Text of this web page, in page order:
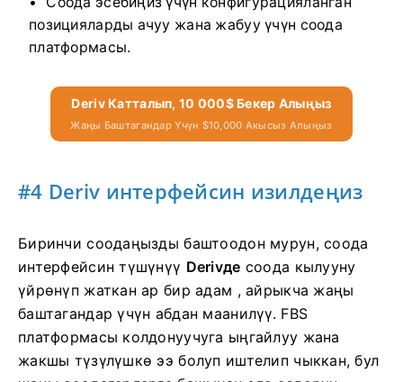
позицияларды ачуу жана жабуу үчүн соода
платформасы.
Deriv Катталып, 10 000$ Бекер Алыңыз
Жаңы Баштагандар Үчүн $10,000 Акысыз Алыңыз
#4 Deriv интерфейсин изилдеңиз
Биринчи соодаңызды баштоодон мурун, соода
интерфейсин түшүнүү Derivде соода кылууну
үйрөнүп жаткан ар бир адам , айрыкча жаңы
баштагандар үчүн абдан маанилүү. FBS
платформасы колдонуучуга ыңгайлуу жана
жакшы түзүлүшкө ээ болуп иштелип чыккан, бул